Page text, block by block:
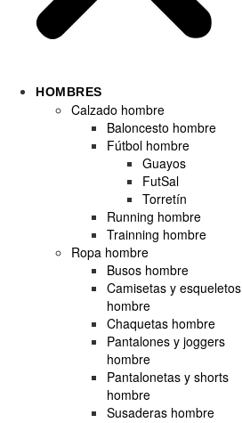
HOMBRES
Calzado hombre
Baloncesto hombre
Fútbol hombre
Guayos
FutSal
Torretín
Running hombre
Trainning hombre
Ropa hombre
Busos hombre
Camisetas y esqueletos
hombre
Chaquetas hombre
Pantalones y joggers
hombre
Pantalonetas y shorts
hombre
Susaderas hombre